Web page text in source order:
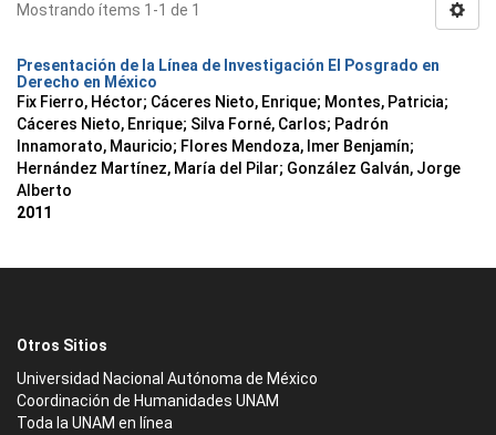
Mostrando ítems 1-1 de 1
Presentación de la Línea de Investigación El Posgrado en
Derecho en México
Fix Fierro, Héctor; Cáceres Nieto, Enrique; Montes, Patricia;
Cáceres Nieto, Enrique; Silva Forné, Carlos; Padrón
Innamorato, Mauricio; Flores Mendoza, Imer Benjamín;
Hernández Martínez, María del Pilar; González Galván, Jorge
Alberto
2011
Otros Sitios
Universidad Nacional Autónoma de México
Coordinación de Humanidades UNAM
Toda la UNAM en línea